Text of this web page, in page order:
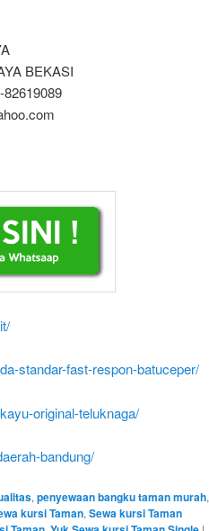
BEKASI
standar-fast-respon-batuceper/
original-teluknaga/
rah-bandung/
, penyewaan bangku taman murah,
kursi Taman, Sewa kursi Taman